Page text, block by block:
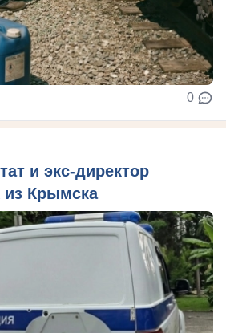
0
и экс-директор
Крымска